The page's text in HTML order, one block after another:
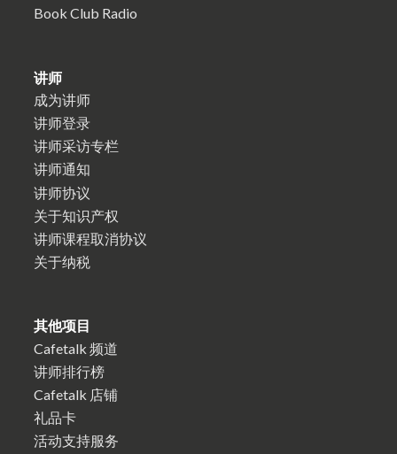
Book Club Radio
讲师
成为讲师
讲师登录
讲师采访专栏
讲师通知
讲师协议
关于知识产权
讲师课程取消协议
关于纳税
其他项目
Cafetalk 频道
讲师排行榜
Cafetalk 店铺
礼品卡
活动支持服务